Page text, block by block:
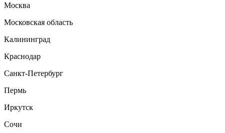
Москва
Московская область
Калининград
Краснодар
Санкт-Петербург
Пермь
Иркутск
Сочи